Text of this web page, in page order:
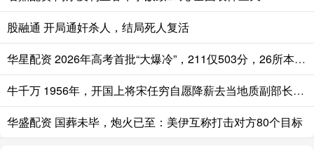
股融通 开局通奸杀人，结局死人复活
华星配资 2026年高考首批“大爆冷”，211仅503分，26所本科高校竟无人投档！
牛千万 1956年，开国上将宋任穷自愿降薪去当地质副部长，毛主席却摇头拒绝：
华盛配资 国葬未毕，炮火已至：美伊互称打击对方80个目标